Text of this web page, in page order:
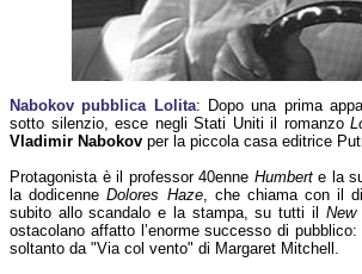
Nabokov pubblica Lolita: Dopo una prima
sotto silenzio, esce negli Stati Uniti il romanzo
Vladimir Nabokov per la piccola casa editrice
Protagonista è il professor 40enne Humberte la
la dodicenneDolores Haze, che chiama con il
subito allo scandalo e la stampa, su tutti il New
ostacolano affatto l’enorme successo di pubblico:
soltanto da "Via col vento" di Margaret Mitchell.